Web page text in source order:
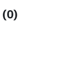
(0)